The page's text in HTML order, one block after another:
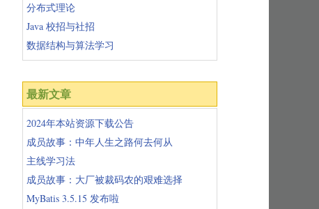
分布式理论
Java 校招与社招
数据结构与算法学习
最新文章
2024年本站资源下载公告
成员故事：中年人生之路何去何从
主线学习法
成员故事：大厂被裁码农的艰难选择
MyBatis 3.5.15 发布啦